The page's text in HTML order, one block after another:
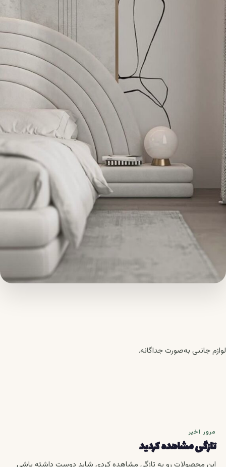
لوازم جانبی به‌صورت جداگانه.
مرور اخیر
تازگی مشاهده کردید
این محصولات رو به تازگی مشاهده کردی شاید دوست داشته باشی